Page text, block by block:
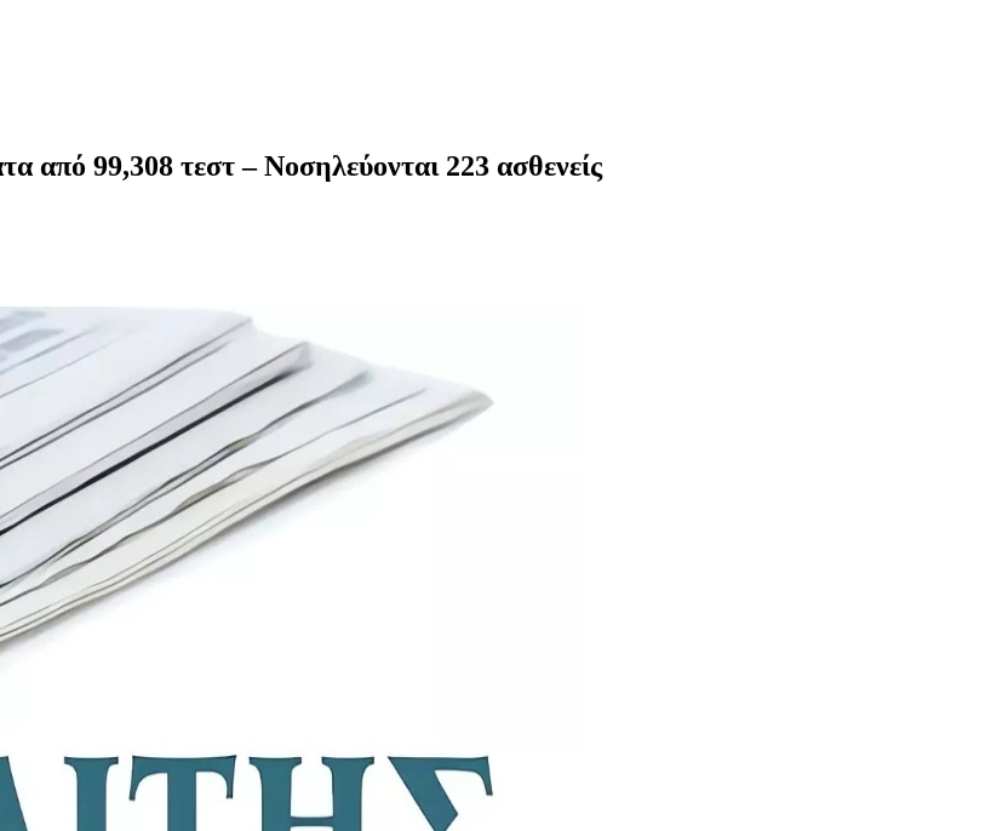
από 99,308 τεστ – Νοσηλεύονται 223 ασθενείς